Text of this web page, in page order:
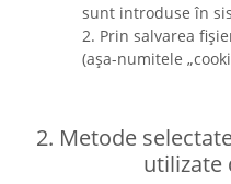
sunt introduse în
2. Prin salvarea
(așa-numitele
2. Metode
utilizate